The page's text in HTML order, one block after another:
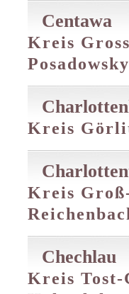
Centawa
Kreis
Kreis
Kreis
Chechlau
Kreis Tost-